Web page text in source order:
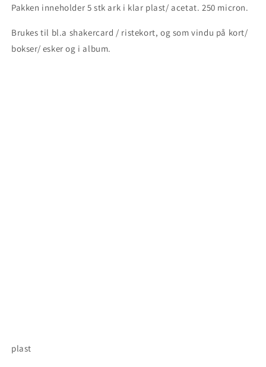
stk.
A4,
250
stk.
A4,
250
Pakken inneholder 5 stk ark i klar plast/ acetat. 250 micron.
Brukes til bl.a shakercard / ristekort, og som vindu på kort/
bokser/ esker og i album.
plast